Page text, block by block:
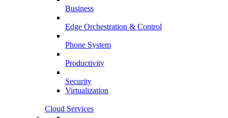
Business
Edge Orchestration & Control
Phone System
Productivity
Security
Virtualization
Cloud Services